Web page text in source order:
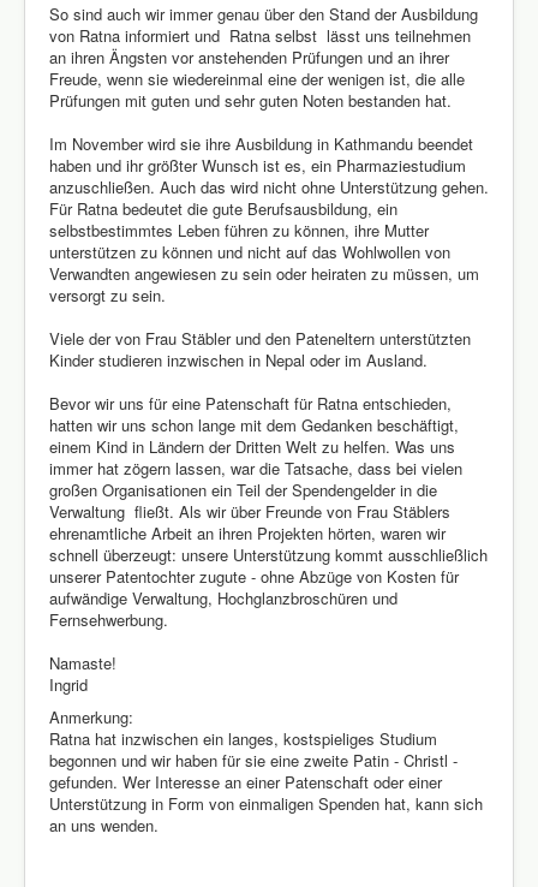
So sind auch wir immer genau über den Stand der Ausbildung
von Ratna informiert und Ratna selbst lässt uns teilnehmen
an ihren Ängsten vor anstehenden Prüfungen und an ihrer
Freude, wenn sie wiedereinmal eine der wenigen ist, die alle
Prüfungen mit guten und sehr guten Noten bestanden hat.
Im November wird sie ihre Ausbildung in Kathmandu beendet
haben und ihr größter Wunsch ist es, ein Pharmaziestudium
anzuschließen. Auch das wird nicht ohne Unterstützung gehen.
Für Ratna bedeutet die gute Berufsausbildung, ein
selbstbestimmtes Leben führen zu können, ihre Mutter
unterstützen zu können und nicht auf das Wohlwollen von
Verwandten angewiesen zu sein oder heiraten zu müssen, um
versorgt zu sein.
Viele der von Frau Stäbler und den Pateneltern unterstützten
Kinder studieren inzwischen in Nepal oder im Ausland.
Bevor wir uns für eine Patenschaft für Ratna entschieden,
hatten wir uns schon lange mit dem Gedanken beschäftigt,
einem Kind in Ländern der Dritten Welt zu helfen. Was uns
immer hat zögern lassen, war die Tatsache, dass bei vielen
großen Organisationen ein Teil der Spendengelder in die
Verwaltung fließt. Als wir über Freunde von Frau Stäblers
ehrenamtliche Arbeit an ihren Projekten hörten, waren wir
schnell überzeugt: unsere Unterstützung kommt ausschließlich
unserer Patentochter zugute - ohne Abzüge von Kosten für
aufwändige Verwaltung, Hochglanzbroschüren und
Fernsehwerbung.
Namaste!
Ingrid
Anmerkung:
Ratna hat inzwischen ein langes, kostspieliges Studium
begonnen und wir haben für sie eine zweite Patin - Christl -
gefunden. Wer Interesse an einer Patenschaft oder einer
Unterstützung in Form von einmaligen Spenden hat, kann sich
an uns wenden.